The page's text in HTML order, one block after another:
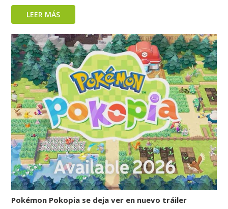
LEER MÁS
Pokémon Pokopia se deja ver en nuevo tráiler